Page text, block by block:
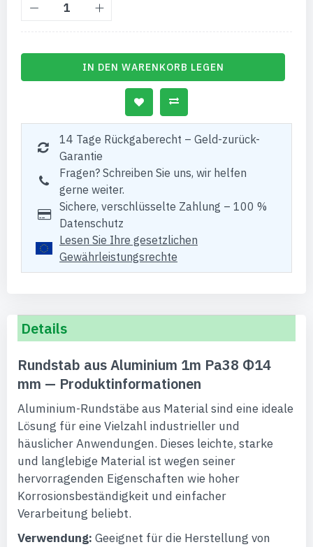
IN DEN WARENKORB LEGEN
14 Tage Rückgaberecht – Geld-zurück-
Garantie
Fragen? Schreiben Sie uns, wir helfen
gerne weiter.
Sichere, verschlüsselte Zahlung – 100 %
Datenschutz
Lesen Sie Ihre gesetzlichen
Gewährleistungsrechte
Details
Rundstab aus Aluminium 1m Pa38 Φ14
mm — Produktinformationen
Aluminium-Rundstäbe aus Material sind eine ideale
Lösung für eine Vielzahl industrieller und
häuslicher Anwendungen. Dieses leichte, starke
und langlebige Material ist wegen seiner
hervorragenden Eigenschaften wie hoher
Korrosionsbeständigkeit und einfacher
Verarbeitung beliebt.
Verwendung: Geeignet für die Herstellung von